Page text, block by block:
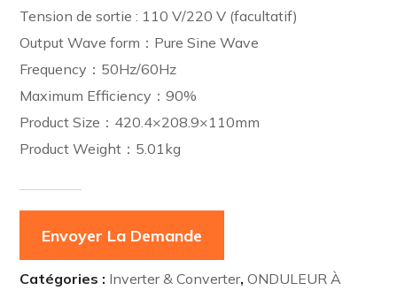
Tension de sortie : 110 V/220 V (facultatif)
Output Wave form：Pure Sine Wave
Frequency：50Hz/60Hz
Maximum Efficiency：90%
Product Size：420.4×208.9×110mm
Product Weight：5.01kg
Envoyer La Demande
Catégories : Inverter & Converter,ONDULEUR À